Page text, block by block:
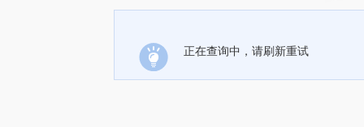
正在查询中，请刷新重试